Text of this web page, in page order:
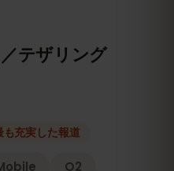
テザリング
も充実した報道
O2